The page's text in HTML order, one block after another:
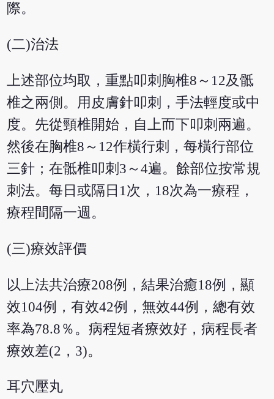
際。
(二)治法
上述部位均取，重點叩刺胸椎8～12及骶
椎之兩側。用皮膚針叩刺，手法輕度或中
度。先從頸椎開始，自上而下叩刺兩遍。
然後在胸椎8～12作橫行刺，每橫行部位
三針；在骶椎叩刺3～4遍。餘部位按常規
刺法。每日或隔日1次，18次為一療程，
療程間隔一週。
(三)療效評價
以上法共治療208例，結果治癒18例，顯
效104例，有效42例，無效44例，總有效
率為78.8％。病程短者療效好，病程長者
療效差(2，3)。
耳穴壓丸